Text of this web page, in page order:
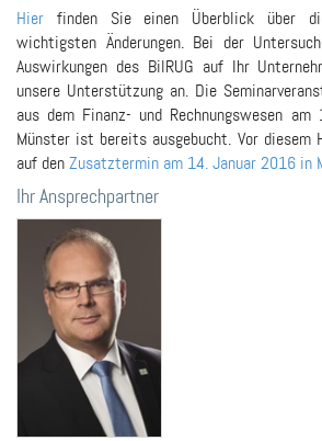
Hier finden Sie einen Überblick über
wichtigsten Änderungen. Bei der
Auswirkungen des BilRUG auf Ihr
unsere Unterstützung an. Die
aus dem Finanz- und Rechnungswesen
Münster ist bereits ausgebucht. Vor diesem
auf denZusatztermin am 14. Januar 2016 in
Ihr Ansprechpartner